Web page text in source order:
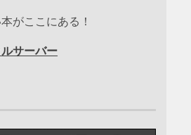
がここにある！
サーバー